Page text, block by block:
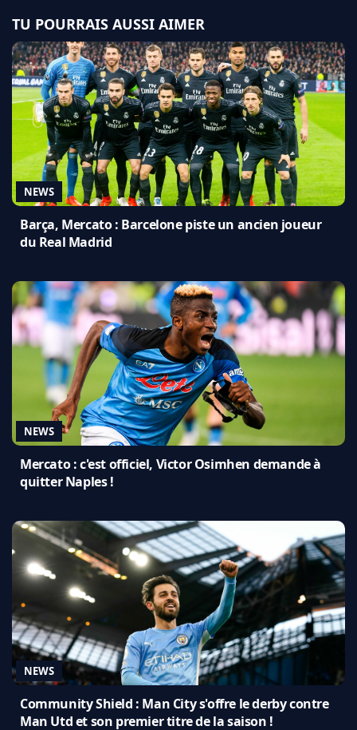
TU POURRAIS AUSSI AIMER
NEWS
Barça, Mercato : Barcelone piste un ancien joueur
du Real Madrid
NEWS
Mercato : c'est officiel, Victor Osimhen demande à
quitter Naples !
NEWS
Community Shield : Man City s'offre le derby contre
Man Utd et son premier titre de la saison !